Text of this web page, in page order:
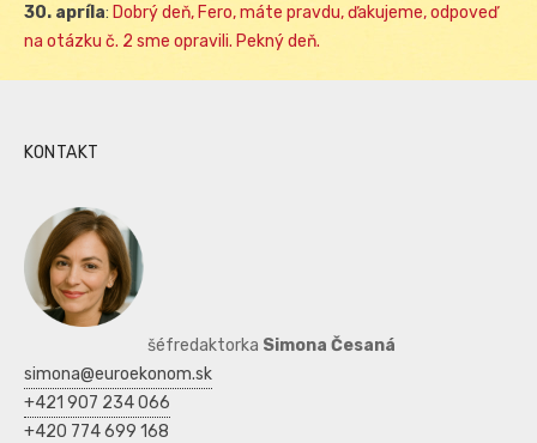
30. apríla: Dobrý deň, Fero, máte pravdu, ďakujeme, odpoveď
na otázku č. 2 sme opravili. Pekný deň.
KONTAKT
šéfredaktorka Simona Česaná
simona@euroekonom.sk
+421 907 234 066
+420 774 699 168